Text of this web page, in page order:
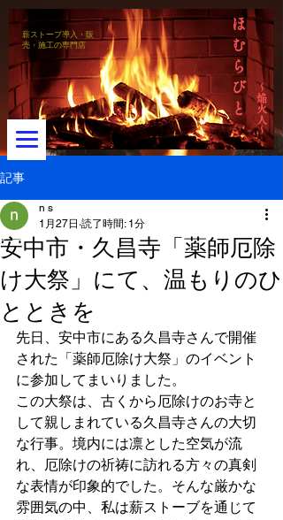
メニュー
薪ストーブ導入・販
売・施工の専門店
ほ
む
ら
び
と
～焔火人～
記事
安中市・久昌寺「薬師厄除
け大祭」にて、温もりのひ
とときを
n s
1月27日 読了時間: 1分
先日、安中市にある久昌寺さんで開催
された「薬師厄除け大祭」のイベント
に参加してまいりました。
この大祭は、古くから厄除けのお寺と
して親しまれている久昌寺さんの大切
な行事。境内には凛とした空気が流
れ、厄除けの祈祷に訪れる方々の真剣
な表情が印象的でした。そんな厳かな
雰囲気の中、私は薪ストーブを通じて